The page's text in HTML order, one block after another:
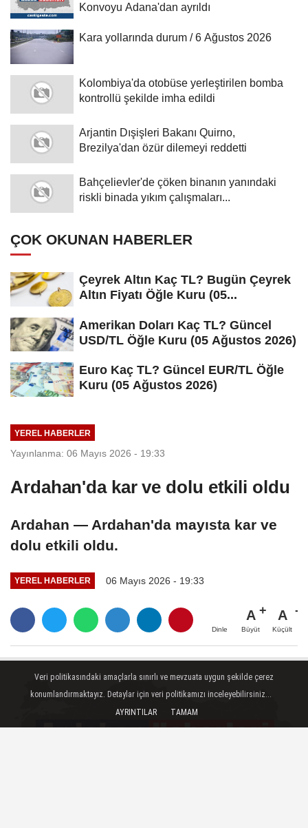
Konvoyu Adana'dan ayrıldı
Kara yollarında durum / 6 Ağustos 2026
Kolombiya'da otobüse yerleştirilen bomba
kontrollü şekilde imha edildi
Arjantin Dışişleri Bakanı Quirno,
Brezilya'dan özür dilemeyi reddetti
Bahçelievler'de çöken binanın yanındaki
riskli binada yıkım çalışmaları...
ÇOK OKUNAN HABERLER
Çeyrek Altın Kaç TL? Bugün Çeyrek
Altın Fiyatı Öğle Kuru (05...
Amerikan Doları Kaç TL? Güncel
USD/TL Öğle Kuru (05 Ağustos 2026)
Euro Kaç TL? Güncel EUR/TL Öğle
Kuru (05 Ağustos 2026)
YEREL HABERLER
Yayınlanma: 06 Mayıs 2026 - 19:33
Ardahan'da kar ve dolu etkili oldu
Ardahan — Ardahan'da mayısta kar ve
dolu etkili oldu.
YEREL HABERLER 06 Mayıs 2026 - 19:33
Dinle
A
Büyüt
A
Küçült
Veri politikasındaki amaçlarla sınırlı ve mevzuata uygun şekilde çerez
konumlandırmaktayız. Detaylar için veri politikamızı inceleyebilirsiniz...
AYRINTILAR
TAMAM